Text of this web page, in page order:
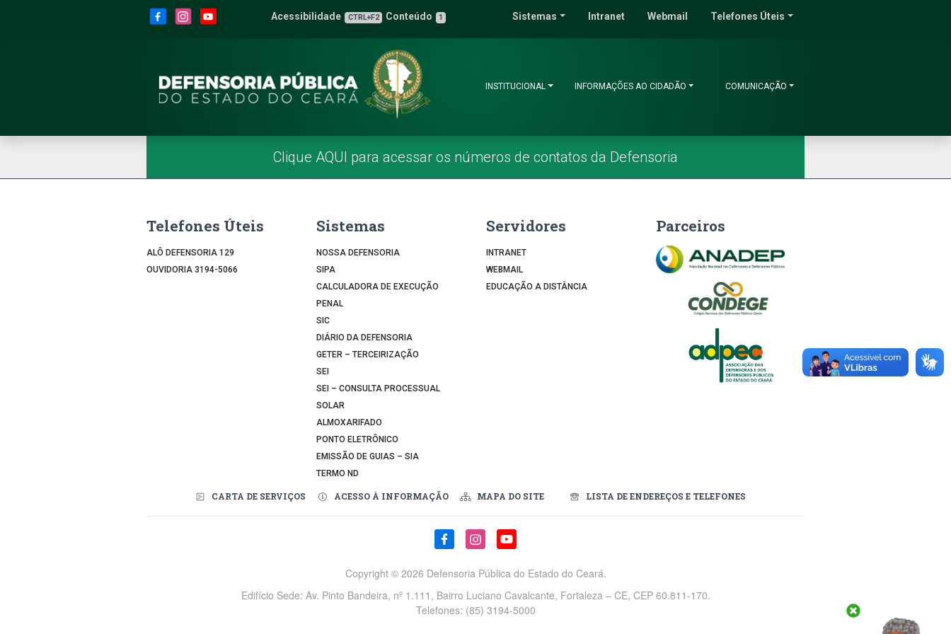
Site da Defensoria Pública do Estado do Ceará
Menu SuperiorRedes SociaisMenu de Acessibilidade
Acessibilidade CTRL+F2 Conteúdo 1
Menu 2
Rodapé 3 Sistemas Intranet Webmail Telefones Úteis
Menu PrincipalPágina Inicial INSTITUCIONAL INFORMAÇÕES AO CIDADÃO COMUNICAÇÃO
Clique AQUI para acessar os números de contatos da Defensoria
Telefones Úteis
ALÔ DEFENSORIA 129
OUVIDORIA 3194-5066
Sistemas
NOSSA DEFENSORIA
SIPA
CALCULADORA DE EXECUÇÃO
PENAL
SIC
DIÁRIO DA DEFENSORIA
GETER – TERCEIRIZAÇÃO
SEI
SEI – CONSULTA PROCESSUAL
SOLAR
ALMOXARIFADO
PONTO ELETRÔNICO
EMISSÃO DE GUIAS – SIA
TERMO ND
Servidores
INTRANET
WEBMAIL
EDUCAÇÃO A DISTÂNCIA
Parceiros
CARTA DE SERVIÇOS ACESSO À INFORMAÇÃO MAPA DO SITE LISTA DE ENDEREÇOS E TELEFONES
Copyright © 2026 Defensoria Pública do Estado do Ceará.
Edifício Sede: Av. Pinto Bandeira, nº 1.111, Bairro Luciano Cavalcante, Fortaleza – CE, CEP 60.811-170.
Telefones: (85) 3194-5000